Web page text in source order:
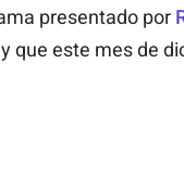
presentado por
que este mes de